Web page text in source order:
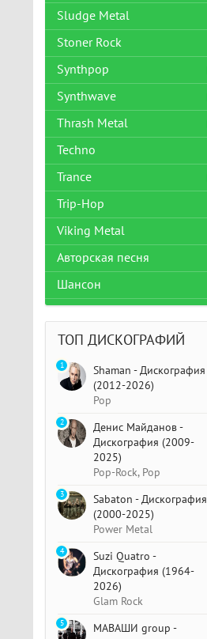
Sludge Metal
Stoner Rock
Synthpop
Synthwave
Thrash Metal
Techno
Trance
Trip-Hop
Viking Metal
Авторская песня
Шансон
ТОП ДИСКОГРАФИЙ
Shaman - Дискография
(2012-2026)
Pop
1
Денис Майданов -
Дискография (2009-
2025)
Pop-Rock, Pop
2
Sabaton - Дискография
(2000-2025)
Power Metal
3
Suzi Quatro -
Дискография (1964-
2026)
Glam Rock
4
МАВАШИ group -
5